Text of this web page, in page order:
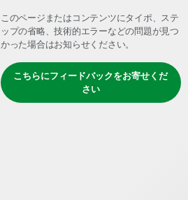
このページまたはコンテンツにタイポ、ステ
ップの省略、技術的エラーなどの問題が見つ
かった場合はお知らせください。
こちらにフィードバックをお寄せくだ
さい